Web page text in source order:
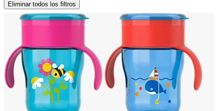
Eliminar todos los filtros